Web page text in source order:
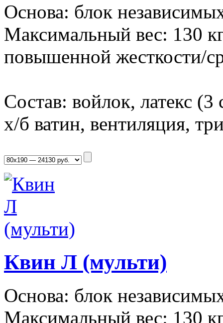
Основа: блок
Максимальный вес: 130
повышенной жесткости/
Состав: войлок, латекс
х/б ватин, вентиляция,
Квин Л (мульти)
Основа: блок
Максимальный вес: 130